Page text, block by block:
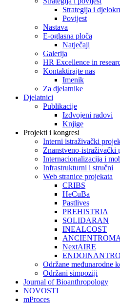
Strategija i
Povijest
Nastava
E-oglasna ploča
Natječaji
Galerija
HR Excellence in
Kontaktirajte nas
Imenik
Za djelatnike
Djelatnici
Publikacije
Izdvojeni radovi
Knjige
Projekti i kongresi
Interni istraživački
Znanstveno-istraživački
Internacionalizacija i
Infrastrukturni i stručni
Web stranice projekata
CRIBS
HeCuBa
Pastlives
PREHISTRIA
SOLIDARAN
INEALCOST
NextAIRE
ENDOINANTRO
Održane međunarodne
Održani simpoziji
Journal of Bioanthropology
NOVOSTI
mProces